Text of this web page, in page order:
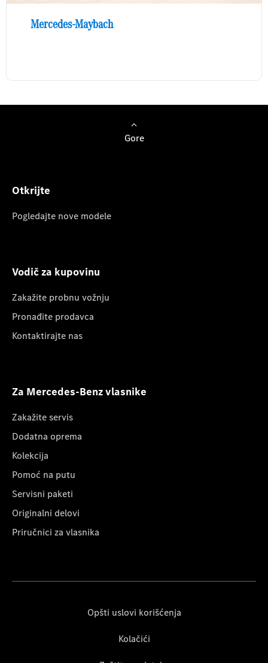
Mercedes-Maybach
Gore
Otkrijte
Pogledajte nove modele
Vodič za kupovinu
Zakažite probnu vožnju
Pronađite prodavca
Kontaktirajte nas
Za Mercedes-Benz vlasnike
Zakažite servis
Dodatna oprema
Kolekcija
Pomoć na putu
Servisni paketi
Originalni delovi
Priručnici za vlasnika
Opšti uslovi korišćenja
Kolačići